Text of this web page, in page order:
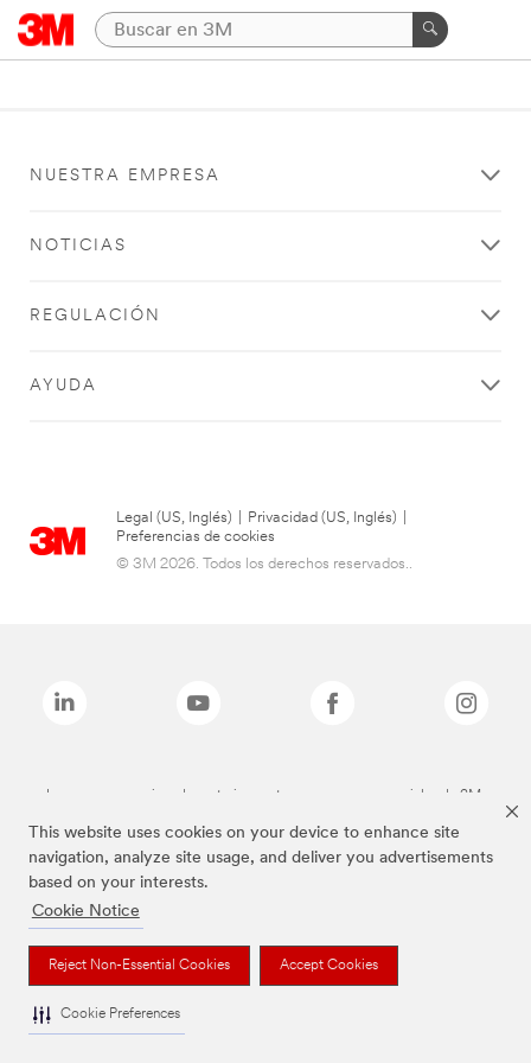
This website uses cookies on your device to enhance site
navigation, analyze site usage, and deliver you advertisements
based on your interests.
Cookie Notice
Reject Non-Essential Cookies Accept Cookies
Cookie Preferences
NUESTRA EMPRESA
NOTICIAS
REGULACIÓN
AYUDA
Legal (US, Inglés) Privacidad (US, Inglés)
Preferencias de cookies
© 3M 2026. Todos los derechos reservados..
Las marcas mencionadas anteriormente son marcas comerciales de 3M.